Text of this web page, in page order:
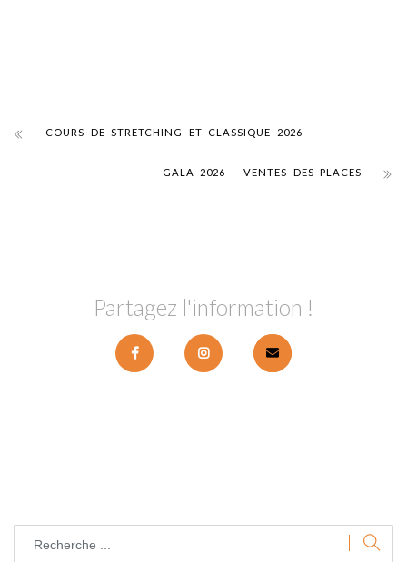
COURS DE STRETCHING ET CLASSIQUE 2026
GALA 2026 – VENTES DES PLACES
Partagez l'information !